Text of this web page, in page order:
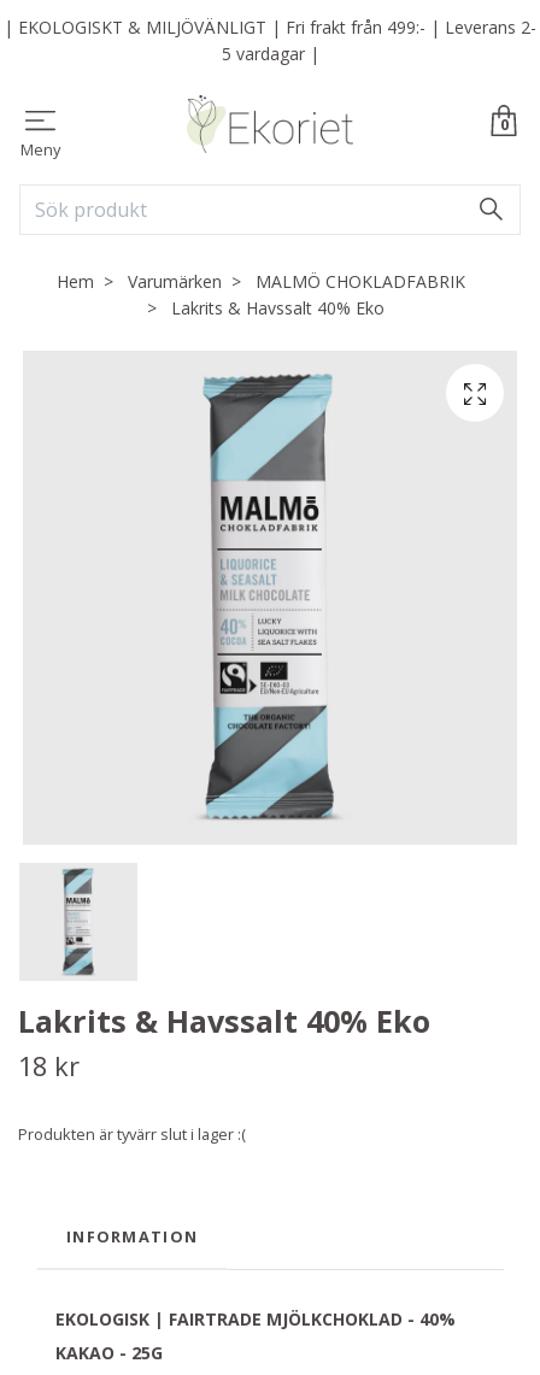
| EKOLOGISKT & MILJÖVÄNLIGT | Fri frakt från 499:- | Leverans 2-
5 vardagar |
Meny
0
Hem Varumärken
MALMÖ CHOKLADFABRIK
Lakrits & Havssalt 40% Eko
Lakrits & Havssalt 40% Eko
18 kr
Produkten är tyvärr slut i lager :(
INFORMATION
EKOLOGISK | FAIRTRADE MJÖLKCHOKLAD - 40%
KAKAO - 25G